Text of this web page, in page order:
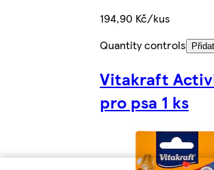
194,90 Kč/kus
Quantity controls
Přidat
Vitakraft
pro psa 1 ks